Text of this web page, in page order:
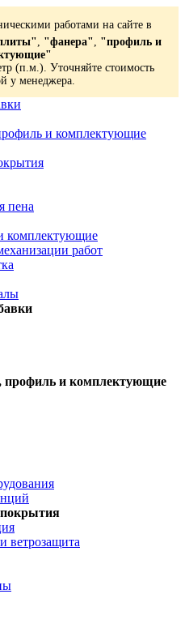
работами на сайте в
, "фанера", "профиль и
(п.м.). Уточняйте стоимость
у менеджера.
и комплектующие
пена
комплектующие
работ
профиль и комплектующие
ветрозащита